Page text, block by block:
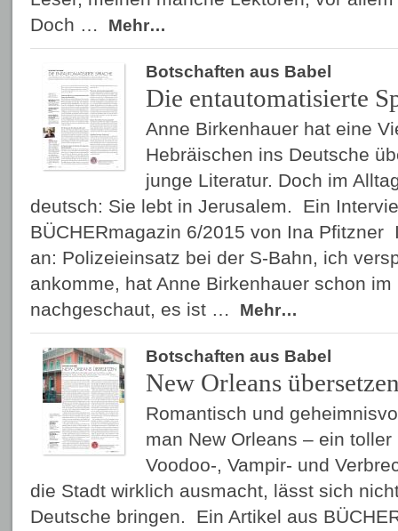
Doch …
Mehr…
Botschaften aus Babel
Die entautomatisierte
Anne Birkenhauer hat eine
Hebräischen ins Deutsche
junge Literatur. Doch im
deutsch: Sie lebt in Jerusalem. Ein
BÜCHERmagazin 6/2015 von Ina Pfitzner
an: Polizeieinsatz bei der S-Bahn, ich
ankomme, hat Anne Birkenhauer schon im
nachgeschaut, es ist …
Mehr…
Botschaften aus Babel
New Orleans
Romantisch und
man New Orleans – ein
Voodoo-, Vampir- und
die Stadt wirklich ausmacht, lässt sich
Deutsche bringen. Ein Artikel aus